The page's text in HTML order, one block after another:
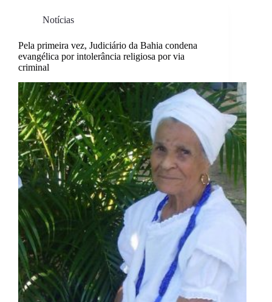
Notícias
Pela primeira vez, Judiciário da Bahia condena
evangélica por intolerância religiosa por via
criminal